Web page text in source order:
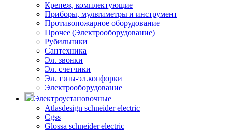
Крепеж, комплектующие
Приборы, мультиметры и инструмент
Противопожарное оборудование
Прочее (Электрооборудование)
Рубильники
Сантехника
Эл. звонки
Эл. счетчики
Эл. тэны-эл.конфорки
Электрооборудование
Электроустановочные
Atlasdesign schneider electric
Cgss
Glossa schneider electric